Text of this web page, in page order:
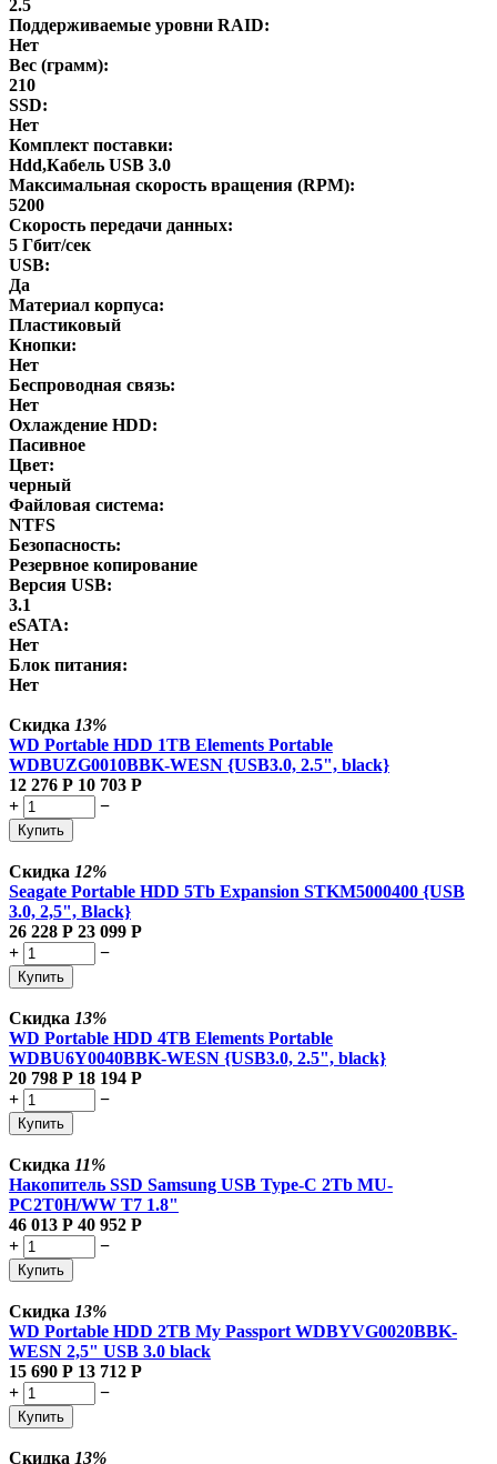
2.5
Поддерживаемые уровни RAID:
Нет
Вес (грамм):
210
SSD:
Нет
Комплект поставки:
Hdd,Кабель USB 3.0
Максимальная скорость вращения (RPM):
5200
Скорость передачи данных:
5 Гбит/сек
USB:
Да
Материал корпуса:
Пластиковый
Кнопки:
Нет
Беспроводная связь:
Нет
Охлаждение HDD:
Пасивное
Цвет:
черный
Файловая система:
NTFS
Безопасность:
Резервное копирование
Версия USB:
3.1
eSATA:
Нет
Блок питания:
Нет
Скидка 13%
WD Portable HDD 1TB Elements Portable
WDBUZG0010BBK-WESN {USB3.0, 2.5", black}
12 276 Р 10 703 Р
+
−
Купить
Скидка 12%
Seagate Portable HDD 5Tb Expansion STKM5000400 {USB
3.0, 2,5", Black}
26 228 Р 23 099 Р
+
−
Купить
Скидка 13%
WD Portable HDD 4TB Elements Portable
WDBU6Y0040BBK-WESN {USB3.0, 2.5", black}
20 798 Р 18 194 Р
+
−
Купить
Скидка 11%
Накопитель SSD Samsung USB Type-C 2Tb MU-
PC2T0H/WW T7 1.8"
46 013 Р 40 952 Р
+
−
Купить
Скидка 13%
WD Portable HDD 2TB My Passport WDBYVG0020BBK-
WESN 2,5" USB 3.0 black
15 690 Р 13 712 Р
+
−
Купить
Скидка 13%